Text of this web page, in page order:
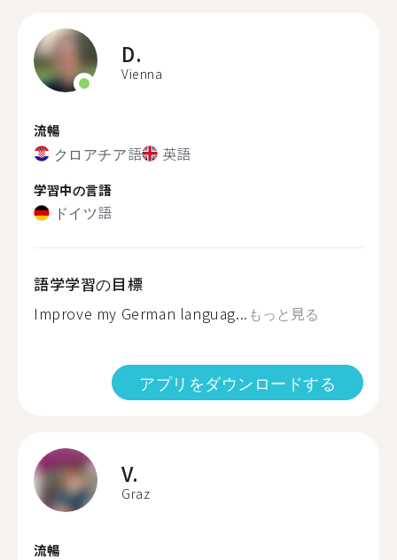
D.
Vienna
流暢
クロアチア語 英語
学習中の言語
ドイツ語
語学学習の目標
Improve my German languag... もっと見る
アプリをダウンロードする
V.
Graz
流暢